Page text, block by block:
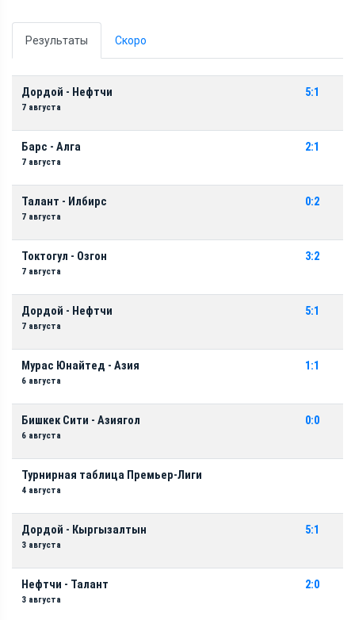
Результаты Скоро
Дордой - Нефтчи
7 августа
5:1
Барс - Алга
7 августа
2:1
Талант - Илбирс
7 августа
0:2
Токтогул - Озгон
7 августа
3:2
Дордой - Нефтчи
7 августа
5:1
Мурас Юнайтед - Азия
6 августа
1:1
Бишкек Сити - Азиягол
6 августа
0:0
Турнирная таблица Премьер-Лиги
4 августа
Дордой - Кыргызалтын
3 августа
5:1
Нефтчи - Талант
3 августа
2:0